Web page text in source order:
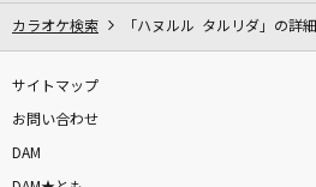
カラオケ検索 「ハヌルル タルリダ」の詳細
サイトマップ
お問い合わせ
DAM